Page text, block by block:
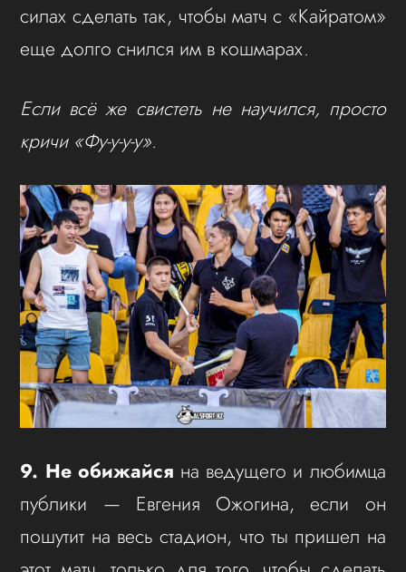
силах сделать так, чтобы матч с «Кайратом»
еще долго снился им в кошмарах.
Если всё же свистеть не научился, просто
кричи «Фу-у-у-у».
9. Не обижайся на ведущего и любимца
публики — Евгения Ожогина, если он
пошутит на весь стадион, что ты пришел на